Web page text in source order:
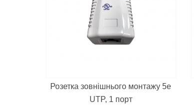
Розетка зовнішнього монтажу 5е
UTP, 1 порт